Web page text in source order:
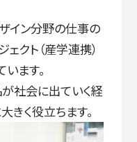
イン分野の仕事の
クト（産学連携）
ます。
社会に出ていく経
きく役立ちます。